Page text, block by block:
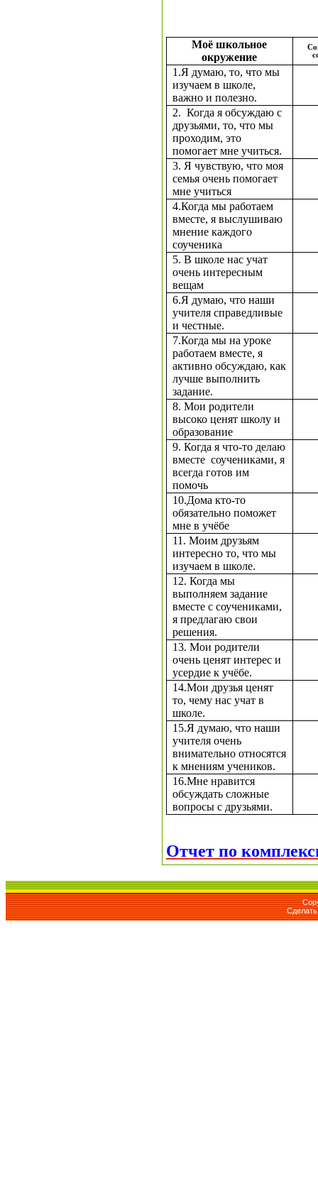
Моё школьное
окружение
1.Я думаю, то, что мы
изучаем в школе,
важно и полезно.
2. Когда я обсуждаю с
друзьями, то, что мы
проходим, это
помогает мне учиться.
3. Я чувствую, что моя
семья очень помогает
мне учиться
4.Когда мы работаем
вместе, я выслушиваю
мнение каждого
соученика
5. В школе нас учат
очень интересным
вещам
6.Я думаю, что наши
учителя справедливые
и честные.
7.Когда мы на уроке
работаем вместе, я
активно обсуждаю, как
лучше выполнить
задание.
8. Мои родители
высоко ценят школу и
образование
9. Когда я что-то делаю
вместе соучениками, я
всегда готов им
помочь
10.Дома кто-то
обязательно поможет
мне в учёбе
11. Моим друзьям
интересно то, что мы
изучаем в школе.
12. Когда мы
выполняем задание
вместе с соучениками,
я предлагаю свои
решения.
13. Мои родители
очень ценят интерес и
усердие к учёбе.
14.Мои друзья ценят
то, чему нас учат в
школе.
15.Я думаю, что наши
учителя очень
внимательно относятся
к мнениям учеников.
16.Мне нравится
обсуждать сложные
вопросы с друзьями.
Отчет по